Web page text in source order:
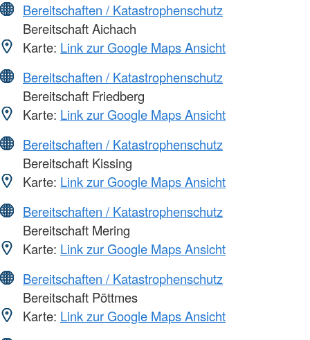
Bereitschaften / Katastrophenschutz
Bereitschaft Aichach
Karte: Link zur Google Maps Ansicht
Bereitschaften / Katastrophenschutz
Bereitschaft Friedberg
Karte: Link zur Google Maps Ansicht
Bereitschaften / Katastrophenschutz
Bereitschaft Kissing
Karte: Link zur Google Maps Ansicht
Bereitschaften / Katastrophenschutz
Bereitschaft Mering
Karte: Link zur Google Maps Ansicht
Bereitschaften / Katastrophenschutz
Bereitschaft Pöttmes
Karte: Link zur Google Maps Ansicht